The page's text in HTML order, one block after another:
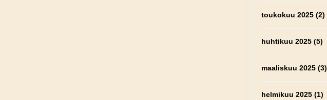
toukokuu 2025 (2)
huhtikuu 2025 (5)
maaliskuu 2025 (3)
helmikuu 2025 (1)